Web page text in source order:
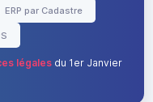
ERP par Cadastre
légalesdu 1er Janvier